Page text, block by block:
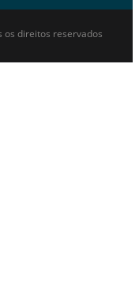
os direitos reservados